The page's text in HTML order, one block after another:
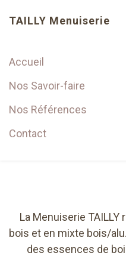
TAILLY Menuiserie
Accueil
Nos Savoir-faire
Nos Références
Contact
La Menuiserie
bois et en mixte bois/
des essences de